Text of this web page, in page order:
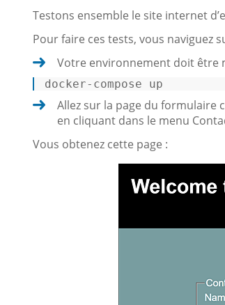
Testons ensemble le site internet
Pour faire ces tests, vous naviguez
Votre environnement doit être
docker-compose up
Allez sur la page du
en cliquant dans le menu
Vous obtenez cette page :